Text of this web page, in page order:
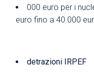
000 euro per i
euro fino a 40.000
detrazioni IRPEF